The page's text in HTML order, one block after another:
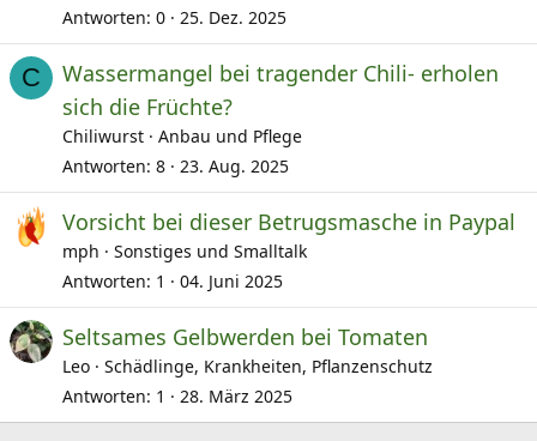
Antworten 0 25. Dez. 2025
C
Wassermangel bei tragender Chili- erholen
sich die Früchte?
Chiliwurst
Anbau und Pflege
Antworten 8 23. Aug. 2025
Vorsicht bei dieser Betrugsmasche in Paypal
mph
Sonstiges und Smalltalk
Antworten 1 04. Juni 2025
Seltsames Gelbwerden bei Tomaten
Leo
Schädlinge, Krankheiten, Pflanzenschutz
Antworten 1 28. März 2025